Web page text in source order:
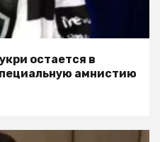
остается в
амнистию